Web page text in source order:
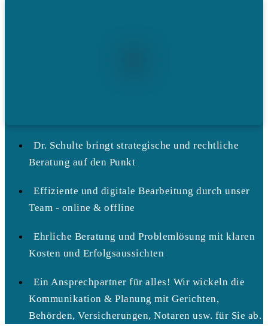
Dr. Schulte bringt strategische und rechtliche
Beratung auf den Punkt
Effiziente und digitale Bearbeitung durch unser
Team - online & offline
Ehrliche Beratung und Problemlösung mit klaren
Kosten und Erfolgsaussichten
Ein Ansprechpartner für alles! Wir wickeln die
Kommunikation & Planung mit Gerichten,
Behörden, Versicherungen, Notaren usw. für Sie ab.